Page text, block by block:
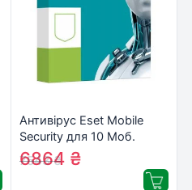
Антивірус Eset Mobile
Security для 10 Моб.
Пристр., ліцензія 2year
(27_10_2)
7543₴
6864 ₴